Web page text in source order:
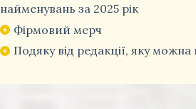
найменувань за 2025 рік
Фірмовий мерч
Подяку від редакції, яку можна